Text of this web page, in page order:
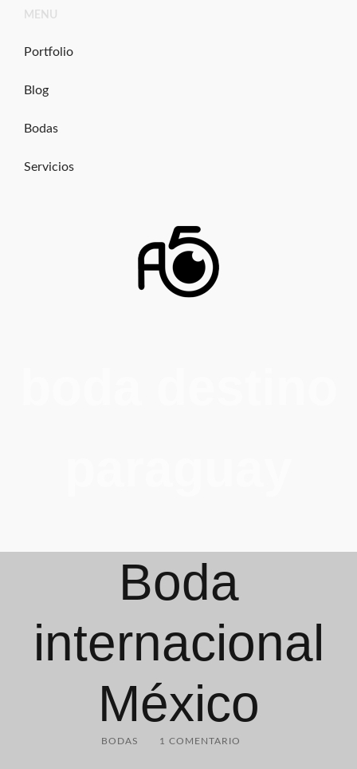
contenido
MENU
Portfolio
Blog
Bodas
Servicios
Boda
internacional
México
BODAS 1 COMENTARIO